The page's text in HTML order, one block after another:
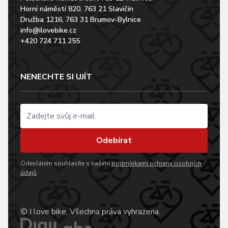
Horní náměstí 820, 763 21 Slavičín
Družba 1216, 763 31 Brumov-Bylnice
info@ilovebike.cz
+420 724 711 255
NENECHTE SI UJÍT
Odebírat
Odesláním souhlasíte s našimi podmínkami ochrany osobních
údajů.
© I love bike, Všechna práva vyhrazena.